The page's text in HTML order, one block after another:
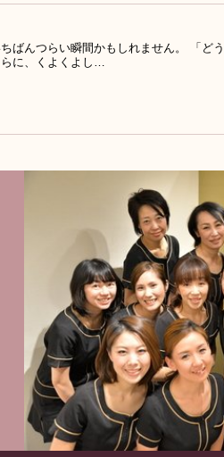
ばんつらい瞬間かもしれません。 「どう
に、くよくよし…